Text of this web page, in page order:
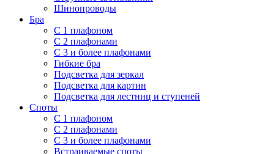
Шинопроводы
Бра
С 1 плафоном
С 2 плафонами
С 3 и более плафонами
Гибкие бра
Подсветка для зеркал
Подсветка для картин
Подсветка для лестниц и ступеней
Споты
С 1 плафоном
С 2 плафонами
С 3 и более плафонами
Встраиваемые споты